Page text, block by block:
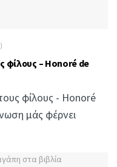
φίλους – Honoré de
φίλους - Honoré
μάς φέρνει